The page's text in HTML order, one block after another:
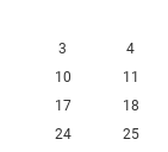
3
4
10
11
17
18
24
25